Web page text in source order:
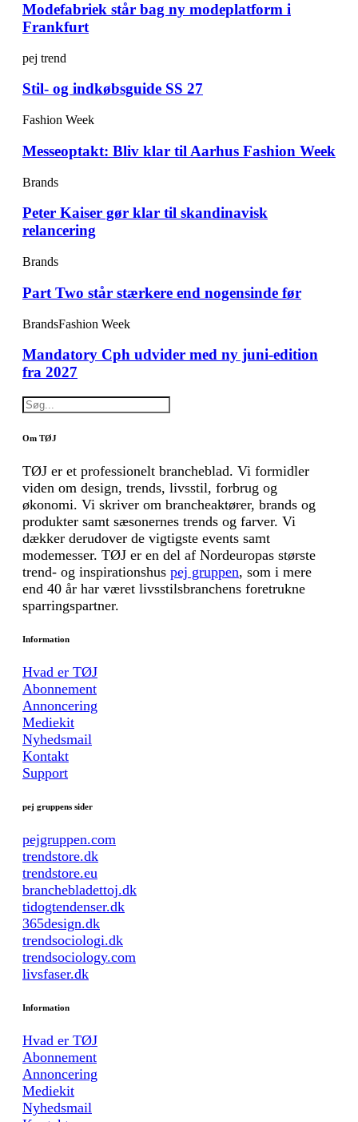
Modefabriek står bag ny modeplatform i
Frankfurt
pej trend
Stil- og indkøbsguide SS 27
Fashion Week
Messeoptakt: Bliv klar til Aarhus Fashion Week
Brands
Peter Kaiser gør klar til skandinavisk
relancering
Brands
Part Two står stærkere end nogensinde før
BrandsFashion Week
Mandatory Cph udvider med ny juni-edition
fra 2027
Om TØJ
TØJ er et professionelt brancheblad. Vi formidler
viden om design, trends, livsstil, forbrug og
økonomi. Vi skriver om brancheaktører, brands og
produkter samt sæsonernes trends og farver. Vi
dækker derudover de vigtigste events samt
modemesser. TØJ er en del af Nordeuropas største
trend- og inspirationshus pej gruppen, som i mere
end 40 år har været livsstilsbranchens foretrukne
sparringspartner.
Information
Hvad er TØJ
Abonnement
Annoncering
Mediekit
Nyhedsmail
Kontakt
Support
pej gruppens sider
pejgruppen.com
trendstore.dk
trendstore.eu
branchebladettoj.dk
tidogtendenser.dk
365design.dk
trendsociologi.dk
trendsociology.com
livsfaser.dk
Information
Hvad er TØJ
Abonnement
Annoncering
Mediekit
Nyhedsmail